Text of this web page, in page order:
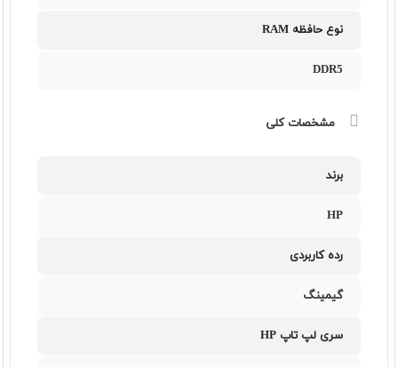
نوع حافظه RAM
DDR5
مشخصات کلی
برند
HP
رده کاربردی
گیمینگ
سری لپ تاپ HP